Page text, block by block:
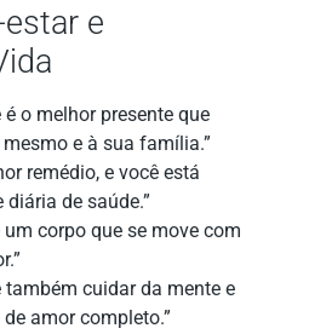
e
o melhor presente que
e à sua família.”
remédio, e você está
de saúde.”
corpo que se move com
também cuidar da mente e
amor completo.”